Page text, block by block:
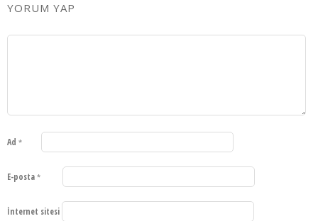
YORUM YAP
Ad *
E-posta *
İnternet sitesi